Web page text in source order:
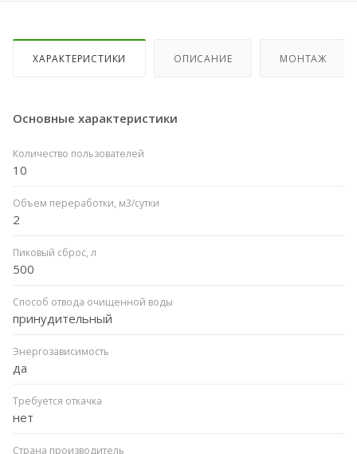
ХАРАКТЕРИСТИКИ ОПИСАНИЕ МОНТАЖ
Основные характеристики
Количество пользователей
10
Объем переработки, м3/сутки
2
Пиковый сброс, л
500
Способ отвода очищенной воды
принудительный
Энергозависимость
да
Требуется откачка
нет
Страна производитель